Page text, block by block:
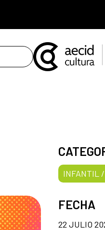
INFANTIL
FECHA
22 JULIO